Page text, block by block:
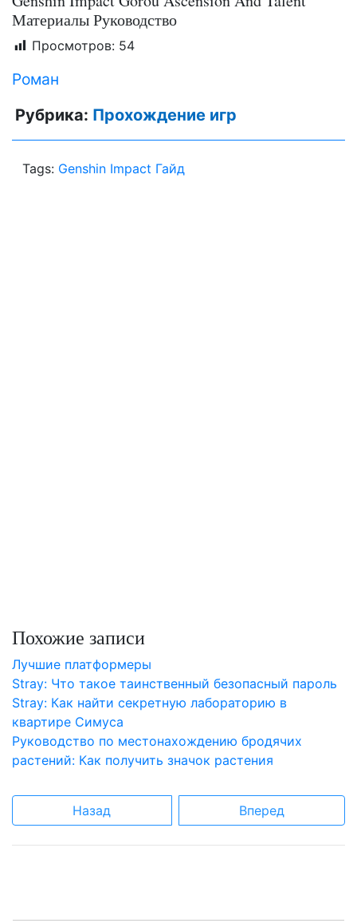
Материалы Руководство
Просмотров: 54
Роман
Рубрика: Прохождение игр
Tags: Genshin Impact Гайд
Похожие записи
Лучшие платформеры
Stray: Что такое таинственный безопасный пароль
Stray: Как найти секретную лабораторию в
квартире Симуса
Руководство по местонахождению бродячих
растений: Как получить значок растения
Назад Вперед